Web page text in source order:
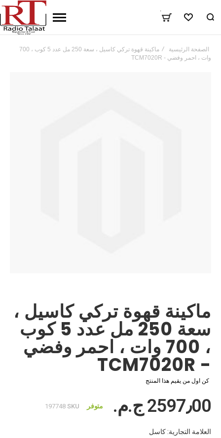
المفضلة
٠
الصفحة الرئيسية
ماكينة قهوة تركي كاسيل ، سعة 250 مل عدد 5 كوب ، 700
وات ، احمر وفضي - TCM7020R
معرض
الصور
ماكينة قهوة تركي كاسيل ،
سعة 250 مل عدد 5 كوب
، 700 وات ، احمر وفضي
- TCM7020R
كن اول من يقيم هذا المنتج
2597٫00 ج.م.‏ متوفر SKU
197748
العلامة التجارية: كاسل